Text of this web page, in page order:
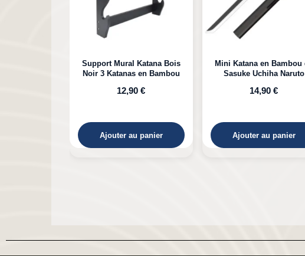
Mini Katana en Bambou de
Sasuke Uchiha Naruto
14,90 €
Ajouter au panier
Katana en Bambou
Kokushibou Tsugikuni
29,90 € 24,50 €
Ajouter au panier